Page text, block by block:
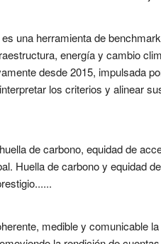
una herramienta de
energía y cambio
desde 2015, impulsada
los criterios y alinear
de carbono, equidad de
Huella de carbono y equidad
medible y comunicable